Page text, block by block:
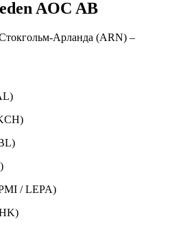
AOC AB
Арланда (ARN) –
/ LEPA)